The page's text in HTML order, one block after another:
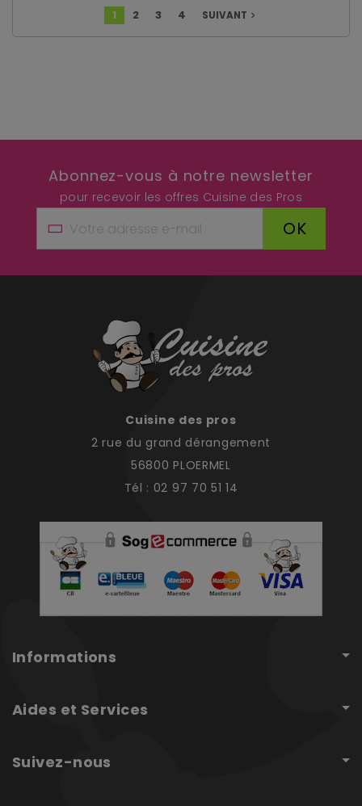
1
2 3 4 SUIVANT navigate_next
Abonnez-vous à notre newsletter
pour recevoir les offres Cuisine des Pros
OK
Cuisine des pros
2 rue du grand dérangement
56800 PLOERMEL
Tél : 02 97 70 51 14
Informations
Aides et Services
Suivez-nous